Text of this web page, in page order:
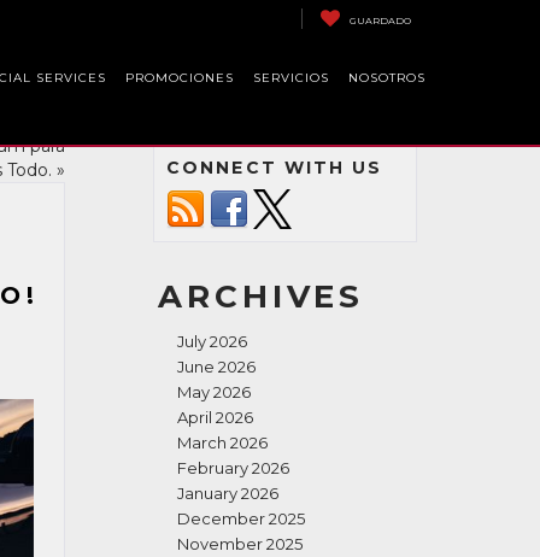
GUARDADO
SERVICES PROMOCIONES SERVICIOS NOSOTROS
para
» CONNECT WITH US
ARCHIVES
July 2026
June 2026
May 2026
April 2026
March 2026
February 2026
January 2026
December 2025
November 2025